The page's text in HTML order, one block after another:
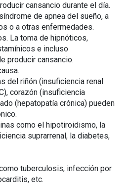
cansancio durante el día.
de apnea del sueño, a
o a otras enfermedades.
La toma de hipnóticos,
e incluso
producir cansancio.
del riñón (insuficiencia renal
corazón (insuficiencia
(hepatopatía crónica) pueden
como el hipotiroidismo, la
suprarrenal, la diabetes,
tuberculosis, infección por
etc.